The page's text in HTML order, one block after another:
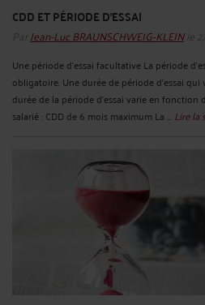
CDD ET PÉRIODE D’ESSAI
Par Jean-Luc BRAUNSCHWEIG-KLEINle
Une période d’essai facultative La période
obligatoire. Une durée de période d’essai
durée de la période d'essai varie en
salarié : CDD de 6 mois maximum La ... Lire la